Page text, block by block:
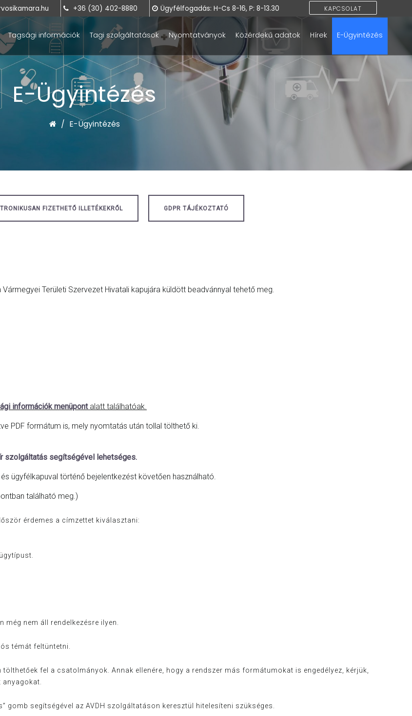
+36 (30) 402-8880 Ügyfélfogadás: H-Cs 8-16, P: 8-13.30 KAPCSOLAT
Tagsági információk Tagi szolgáltatások Nyomtatványok Közérdekű adatok Hírek E-Ügyintézés
E-Ügyintézés
E-Ügyintézés
FIZETHETŐ ILLETÉKEKRŐL GDPR TÁJÉKOZTATÓ
Területi Szervezet Hivatali kapujára küldött beadvánnyal tehető meg.
információk menüpontalatt találhatóak.
PDF formátum is, mely nyomtatás után tollal tölthető ki.
szolgáltatás segítségével lehetséges.
ügyfélkapuval történő bejelentkezést követően használható.
található meg.)
érdemes a címzettet kiválasztani:
még nem áll rendelkezésre ilyen.
témát feltüntetni.
fel a csatolmányok. Annak ellenére, hogy a rendszer más formátumokat is engedélyez, kérjük,
gomb segítségével az AVDH szolgáltatáson keresztül hitelesíteni szükséges.